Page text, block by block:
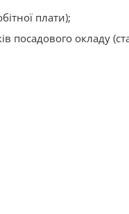
плати);
посадового окладу